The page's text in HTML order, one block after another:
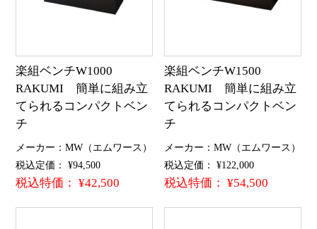
楽組ベンチW1000
RAKUMI 簡単に組み立
てられるコンパクトベン
チ
メーカー：MW（エムワース）
税込定価： ¥94,500
税込特価： ¥42,500
楽組ベンチW1500
RAKUMI 簡単に組み立
てられるコンパクトベン
チ
メーカー：MW（エムワース）
税込定価： ¥122,000
税込特価： ¥54,500